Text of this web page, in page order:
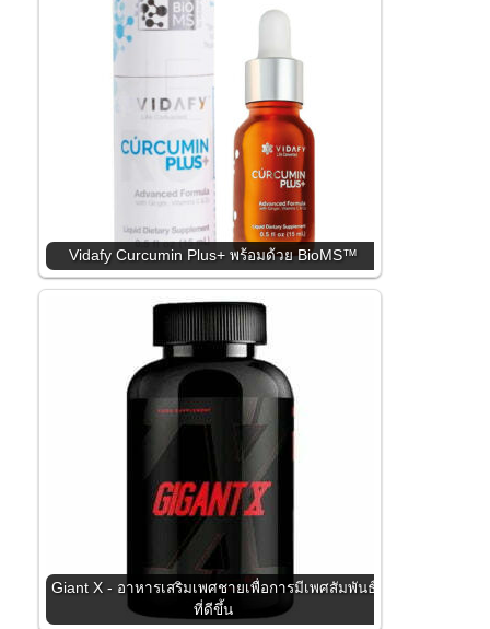
Vidafy Curcumin Plus+ พร้อมด้วย BioMS™
Giant X - อาหารเสริมเพศชายเพื่อการมีเพศสัมพันธ์
ที่ดีขึ้น